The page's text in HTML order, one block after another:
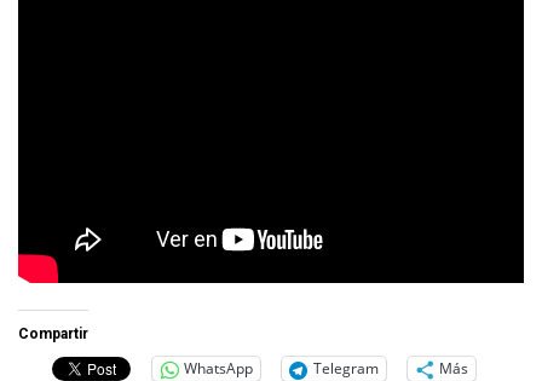
Compartir
WhatsApp Telegram Más